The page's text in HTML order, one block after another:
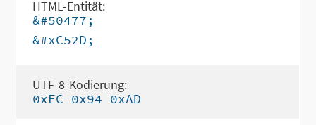
HTML-Entität:
&#50477;
&#xC52D;
UTF-8-Kodierung:
0xEC 0x94 0xAD